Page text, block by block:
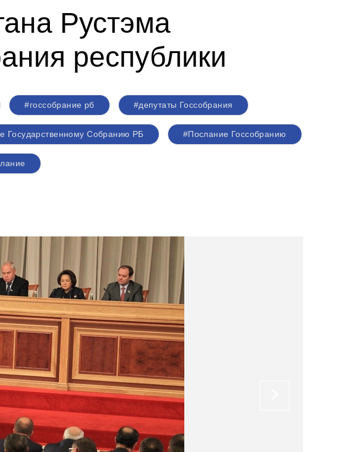
Рустэма
республики
#госсобрание рб #депутаты Госсобрания
Государственному Собранию РБ #Послание Госсобранию